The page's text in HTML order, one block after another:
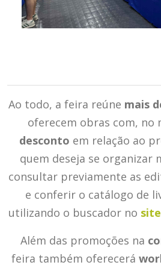
Ao todo, a feira reúne mais
oferecem obras com, no
desconto em relação ao
quem deseja se organizar
consultar previamente as
e conferir o catálogo de
utilizando o buscador no
Além das promoções na
feira também oferecerá